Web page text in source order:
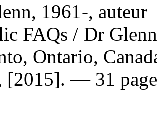
1961-, auteur
FAQs / Dr
Ontario,
[2015]. — 31